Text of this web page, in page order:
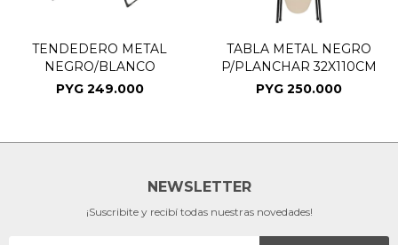
TENDEDERO METAL
NEGRO/BLANCO
PYG 249.000
TABLA METAL NEGRO
P/PLANCHAR 32X110CM
PYG 250.000
NEWSLETTER
¡Suscribite y recibí todas nuestras novedades!